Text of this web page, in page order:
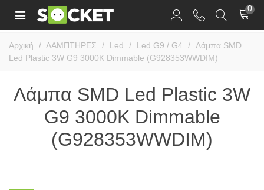
0
Αρχική / ΛΑΜΠΤΗΡΕΣ / Led / Led G9 / G4 /
Λάμπα SMD
Led Plastic 3W G9 3000K Dimmable (G928353WWDIM)
Λάμπα SMD Led Plastic 3W
G9 3000K Dimmable
(G928353WWDIM)